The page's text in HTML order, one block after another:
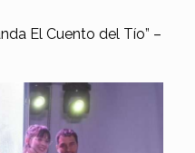
El Cuento del Tío” –